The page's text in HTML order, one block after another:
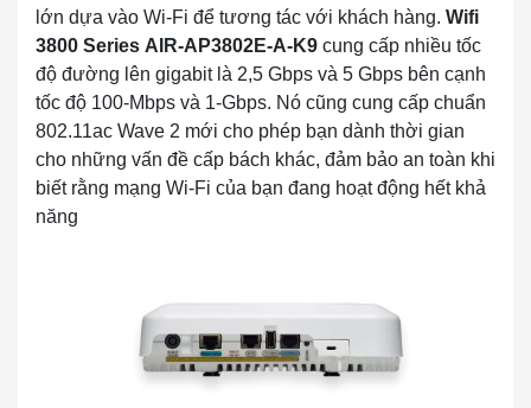
lớn dựa vào Wi-Fi để tương tác với khách hàng. Wifi
3800 Series AIR-AP3802E-A-K9 cung cấp nhiều tốc
độ đường lên gigabit là 2,5 Gbps và 5 Gbps bên cạnh
tốc độ 100-Mbps và 1-Gbps. Nó cũng cung cấp chuẩn
802.11ac Wave 2 mới cho phép bạn dành thời gian
cho những vấn đề cấp bách khác, đảm bảo an toàn khi
biết rằng mạng Wi-Fi của bạn đang hoạt động hết khả
năng